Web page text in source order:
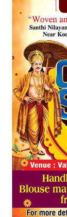
Get In Touch
Twitter
LinkedIn
YouTube